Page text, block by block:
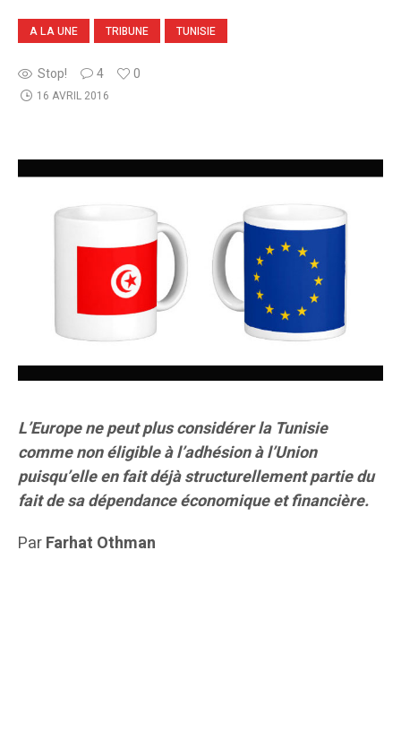
A LA UNE TRIBUNE TUNISIE
Stop! 4 0
16 AVRIL 2016
L’Europe ne peut plus considérer la Tunisie
comme non éligible à l’adhésion à l’Union
puisqu’elle en fait déjà structurellement partie du
fait de sa dépendance économique et financière.
ParFarhat Othman